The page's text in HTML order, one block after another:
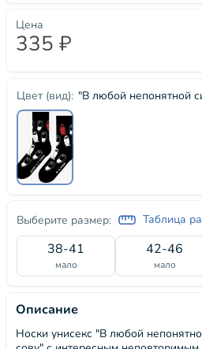
Цвет (вид): "В любой непонятной
Выберите размер: Таблица
38-41
мало
42-46
мало
Цена
335 ₽
Описание
Носки унисекс "В любой